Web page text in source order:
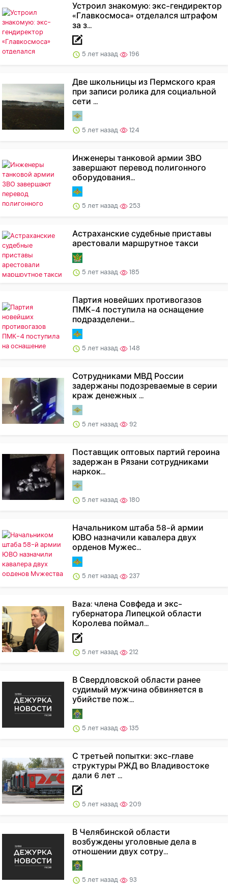
Устроил знакомую: экс-гендиректор
«Главкосмоса» отделался штрафом
за з...
5 лет назад 196
Две школьницы из Пермского края
при записи ролика для социальной
сети ...
5 лет назад 124
Инженеры танковой армии ЗВО
завершают перевод полигонного
оборудования...
5 лет назад 253
Астраханские судебные приставы
арестовали маршрутное такси
5 лет назад 185
Партия новейших противогазов
ПМК-4 поступила на оснащение
подразделени...
5 лет назад 148
Сотрудниками МВД России
задержаны подозреваемые в серии
краж денежных ...
5 лет назад 92
Поставщик оптовых партий героина
задержан в Рязани сотрудниками
наркок...
5 лет назад 180
Начальником штаба 58-й армии
ЮВО назначили кавалера двух
орденов Мужес...
5 лет назад 237
Baza: члена Совфеда и экс-
губернатора Липецкой области
Королева поймал...
5 лет назад 212
В Свердловской области ранее
судимый мужчина обвиняется в
убийстве пож...
5 лет назад 135
С третьей попытки: экс-главе
структуры РЖД во Владивостоке
дали 6 лет ...
5 лет назад 209
В Челябинской области
возбуждены уголовные дела в
отношении двух сотру...
5 лет назад 93